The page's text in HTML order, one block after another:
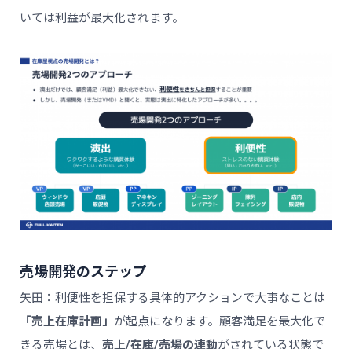
いては利益が最大化されます。
売場開発のステップ
矢田：利便性を担保する具体的アクションで大事なことは
「売上在庫計画」 が起点になります。顧客満足を最大化で
きる売場とは、 売上/在庫/売場の連動がされている状態で